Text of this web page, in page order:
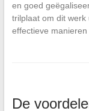
en goed
trilplaat om dit
effectieve
De